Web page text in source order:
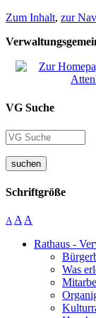
Zum Inhalt, zur
VG Suche
suchen
Schriftgröße
A A A
Rathaus -
Was